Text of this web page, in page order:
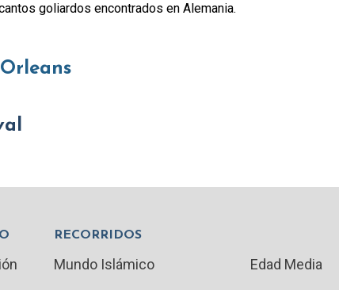
goliardos encontrados en Alemania.
RECORRIDOS
Mundo Islámico Edad Media